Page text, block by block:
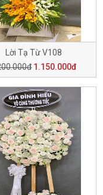
Lời Tạ Từ V108
1.150.000đ